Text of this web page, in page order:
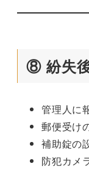
⑧ 紛失
管理人に
郵便受け
補助錠の
防犯カメ